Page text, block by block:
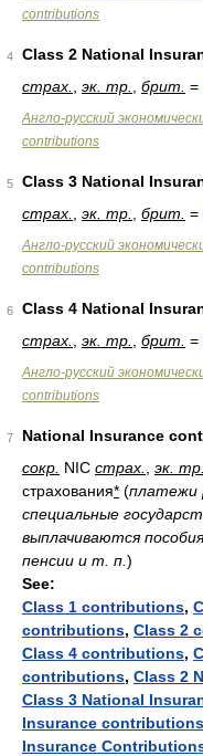
contributions
4
Class 2 National
страх.
эк. тр. брит. =
Англо-русский
contributions
5
Class 3 National
страх.
эк. тр. брит. =
Англо-русский
contributions
6
Class 4 National
страх.
эк. тр. брит. =
Англо-русский
contributions
7
National Insurance
сокр. NIC страх. эк. тр.
страхования* (платежи
специальные
выплачиваются
пенсии и т. п. )
See:
Class 1 contributions,
contributions, Class 2
Class 4 contributions,
contributions, Class 2
Class 3 National
Insurance contributions
Insurance